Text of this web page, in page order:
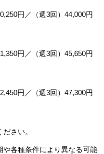
円／（週3回）44,000円
円／（週3回）45,650円
円／（週3回）47,300円
さい。
各種条件により異なる可能